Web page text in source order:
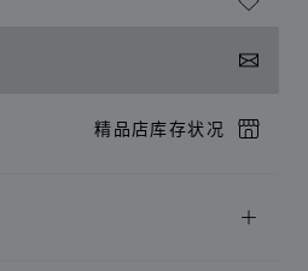
精品店库存状况